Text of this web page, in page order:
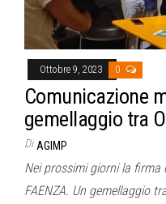
Ottobre 9, 2023 0
Comunicazione
gemellaggio tra
Di AGIMP
Nei prossimi giorni la
FAENZA. Un gemellaggio